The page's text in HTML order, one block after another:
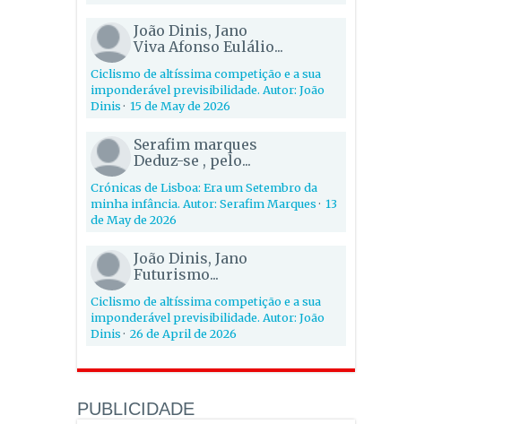
João Dinis, Jano
Viva Afonso Eulálio...
Ciclismo de altíssima competição e a sua
imponderável previsibilidade. Autor: João
Dinis· 15 de May de 2026
Serafim marques
Deduz-se , pelo...
Crónicas de Lisboa: Era um Setembro da
minha infância. Autor: Serafim Marques· 13
de May de 2026
João Dinis, Jano
Futurismo...
Ciclismo de altíssima competição e a sua
imponderável previsibilidade. Autor: João
Dinis· 26 de April de 2026
PUBLICIDADE